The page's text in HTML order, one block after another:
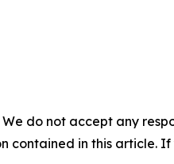
do not accept any
in this article.